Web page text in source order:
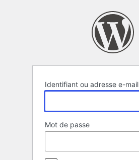
Identifiant ou adresse e-mail
Mot de passe